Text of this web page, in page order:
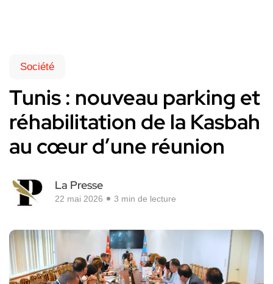
Société
Tunis : nouveau parking et
réhabilitation de la Kasbah
au cœur d’une réunion
La Presse
22 mai 2026 3 min de lecture